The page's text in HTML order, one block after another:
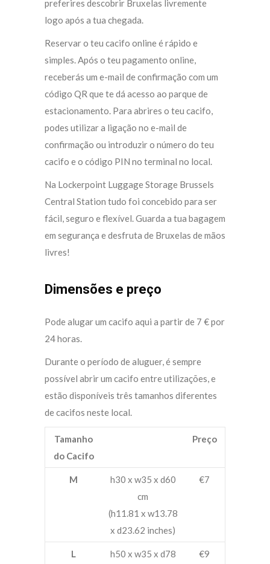
preferires descobrir Bruxelas livremente
logo após a tua chegada.
Reservar o teu cacifo online é rápido e
simples. Após o teu pagamento online,
receberás um e-mail de confirmação com um
código QR que te dá acesso ao parque de
estacionamento. Para abrires o teu cacifo,
podes utilizar a ligação no e-mail de
confirmação ou introduzir o número do teu
cacifo e o código PIN no terminal no local.
Na Lockerpoint Luggage Storage Brussels
Central Station tudo foi concebido para ser
fácil, seguro e flexível. Guarda a tua bagagem
em segurança e desfruta de Bruxelas de mãos
livres!
Dimensões e preço
Pode alugar um cacifo aqui a partir de 7 € por
24 horas.
Durante o período de aluguer, é sempre
possível abrir um cacifo entre utilizações, e
estão disponíveis três tamanhos diferentes
de cacifos neste local.
Tamanho
do Cacifo
Preço
M
h30 x w35 x d60
cm
(h11.81 x w13.78
x d23.62 inches)
€7
L
h50 x w35 x d78
€9